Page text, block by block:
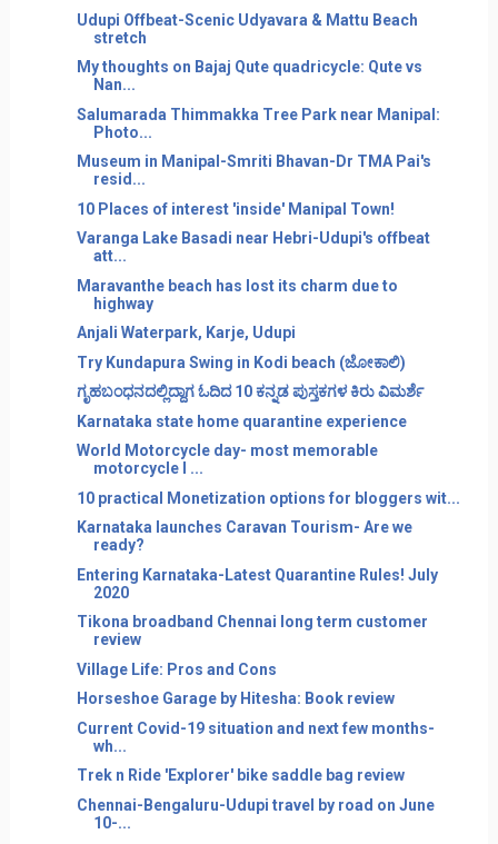
Udupi Offbeat-Scenic Udyavara & Mattu Beach
stretch
My thoughts on Bajaj Qute quadricycle: Qute vs
Nan...
Salumarada Thimmakka Tree Park near Manipal:
Photo...
Museum in Manipal-Smriti Bhavan-Dr TMA Pai's
resid...
10 Places of interest 'inside' Manipal Town!
Varanga Lake Basadi near Hebri-Udupi's offbeat
att...
Maravanthe beach has lost its charm due to
highway
Anjali Waterpark, Karje, Udupi
Try Kundapura Swing in Kodi beach (ಜೋಕಾಲಿ)
ಗೃಹಬಂಧನದಲ್ಲಿದ್ದಾಗ ಓದಿದ 10 ಕನ್ನಡ ಪುಸ್ತಕಗಳ ಕಿರು ವಿಮರ್ಶೆ
Karnataka state home quarantine experience
World Motorcycle day- most memorable
motorcycle I ...
10 practical Monetization options for bloggers wit...
Karnataka launches Caravan Tourism- Are we
ready?
Entering Karnataka-Latest Quarantine Rules! July
2020
Tikona broadband Chennai long term customer
review
Village Life: Pros and Cons
Horseshoe Garage by Hitesha: Book review
Current Covid-19 situation and next few months-
wh...
Trek n Ride 'Explorer' bike saddle bag review
Chennai-Bengaluru-Udupi travel by road on June
10-...